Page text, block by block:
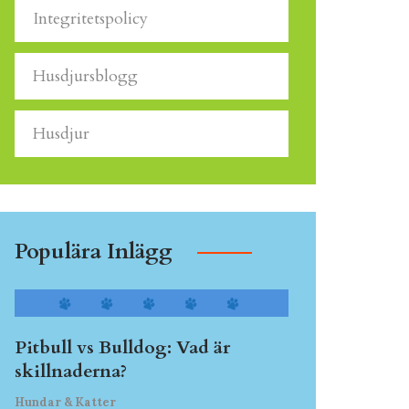
Integritetspolicy
Husdjursblogg
Husdjur
Populära Inlägg
Pitbull vs Bulldog: Vad är
skillnaderna?
Hundar & Katter